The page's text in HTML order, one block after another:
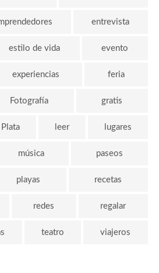
entrevista
estilo de vida evento
experiencias feria
Fotografía gratis
Plata leer lugares
música paseos
playas recetas
redes regalar
teatro viajeros